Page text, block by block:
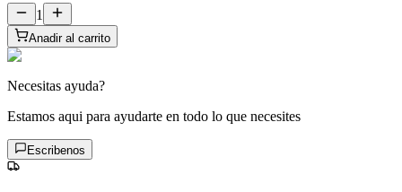
1
Anadir al carrito
Necesitas ayuda?
Estamos aqui para ayudarte en todo lo que necesites
Escribenos